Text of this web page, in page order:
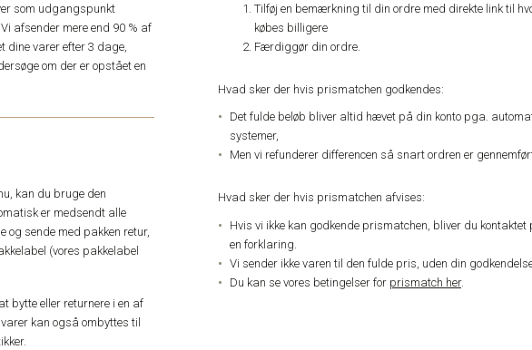
som udgangspunkt
afsender mere end 90 % af
dine varer efter 3 dage,
om der er opstået en
kan du bruge den
er medsendt alle
og sende med pakken retur,
(vores pakkelabel
bytte eller returnere i en af
kan også ombyttes til
Tilføj en bemærkning til din ordre med direkte link til
købes billigere
Færdiggør din ordre.
Hvad sker der hvis prismatchen godkendes:
Det fulde beløb bliver altid hævet på din konto pga.
systemer,
Men vi refunderer differencen så snart ordren er
Hvad sker der hvis prismatchen afvises:
Hvis vi ikke kan godkende prismatchen, bliver du kontaktet
en forklaring.
Vi sender ikke varen til den fulde pris, uden din
Du kan se vores betingelser for prismatch her.